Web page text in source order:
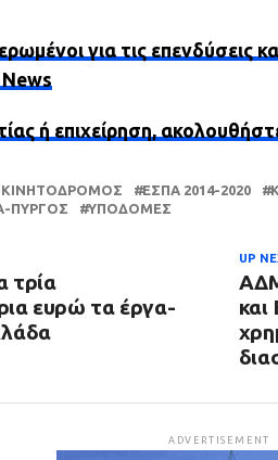
για τις επενδύσεις
ή επιχείρηση,
ΕΣΠΑ 2014-2020
ΠΎΡΓΟΣ ΥΠΟΔΟΜΈΣ
UP
τρία
ευρώ τα έργα-
ADVERTISEMENT